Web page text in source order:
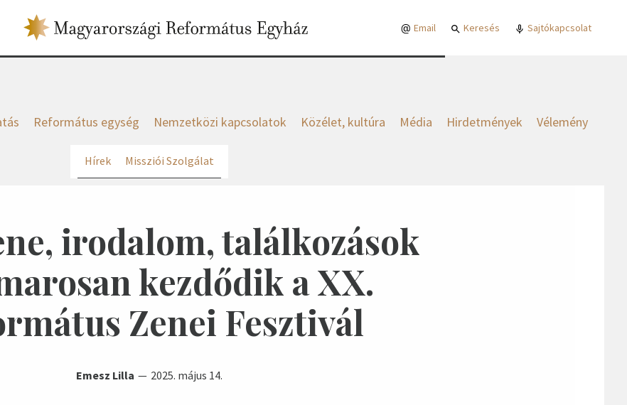
Email Keresés Sajtókapcsolat
Református egység Nemzetközi kapcsolatok Közélet, kultúra Média Hirdetmények Vélemény
Hírek Missziói Szolgálat
irodalom, találkozások
kezdődik a XX.
Zenei Fesztivál
Emesz Lilla 2025. május 14.